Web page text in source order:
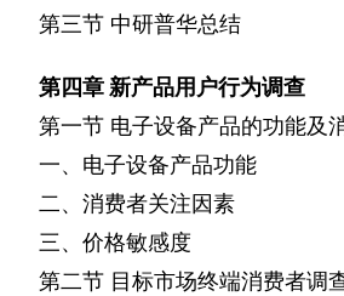
第三节 中研普华总结
第四章 新产品用户行为调查
第一节 电子设备产品的功能及
一、电子设备产品功能
二、消费者关注因素
三、价格敏感度
第二节 目标市场终端消费者调